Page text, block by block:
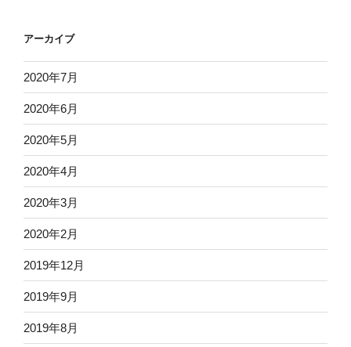
アーカイブ
2020年7月
2020年6月
2020年5月
2020年4月
2020年3月
2020年2月
2019年12月
2019年9月
2019年8月